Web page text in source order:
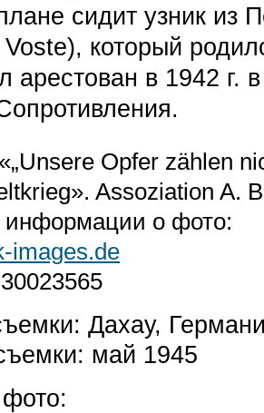
сидит узник
который
арестован в 1942 г.
«„Unsere Opfer zählen
Assoziation A.
информации о фото:
images.de
Дахау,
май 1945